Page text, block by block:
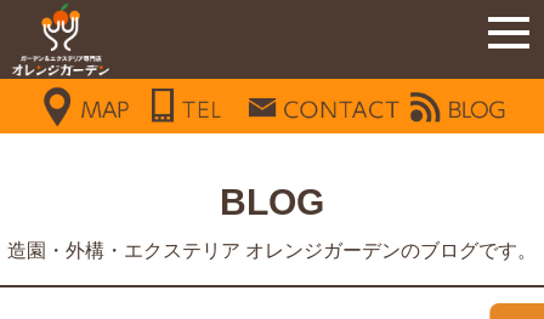
BLOG
造園・外構・エクステリア オレンジガーデンのブログです。